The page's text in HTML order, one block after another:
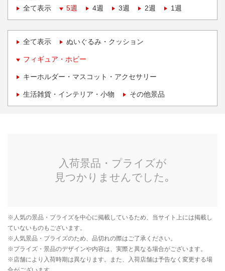
全て表示
5週 4週 3週 2週 1週
全て表示 ぬいぐるみ・クッション
フィギュア・ホビー
キーホルダー・マスコット・アクセサリー
生活雑貨・インテリア・小物 その他景品